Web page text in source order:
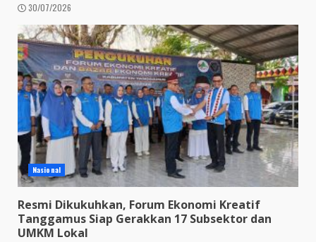
30/07/2026
Nasional
Resmi Dikukuhkan, Forum Ekonomi Kreatif
Tanggamus Siap Gerakkan 17 Subsektor dan
UMKM Lokal